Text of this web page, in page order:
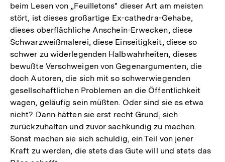
beim Lesen von „Feuilletons" dieser Art am meisten
stört, ist dieses großartige Ex-cathedra-Gehabe,
dieses oberflächliche Anschein-Erwecken, diese
Schwarzweißmalerei, diese Einseitigkeit, diese so
schwer zu widerlegenden Halbwahrheiten, dieses
bewußte Verschweigen von Gegenargumenten, die
doch Autoren, die sich mit so schwerwiegenden
gesellschaftlichen Problemen an die Öffentlichkeit
wagen, geläufig sein müßten. Oder sind sie es etwa
nicht? Dann hätten sie erst recht Grund, sich
zurückzuhalten und zuvor sachkundig zu machen.
Sonst machen sie sich schuldig, ein Teil von jener
Kraft zu werden, die stets das Gute will und stets das